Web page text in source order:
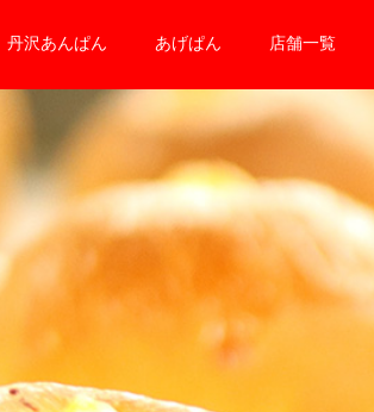
丹沢あんぱん あげぱん 店舗一覧